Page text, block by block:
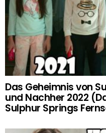
Das Geheimnis von
und Nachher 2022
Sulphur Springs